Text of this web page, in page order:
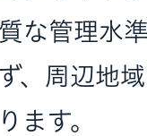
な管理水
、周辺地
ます。